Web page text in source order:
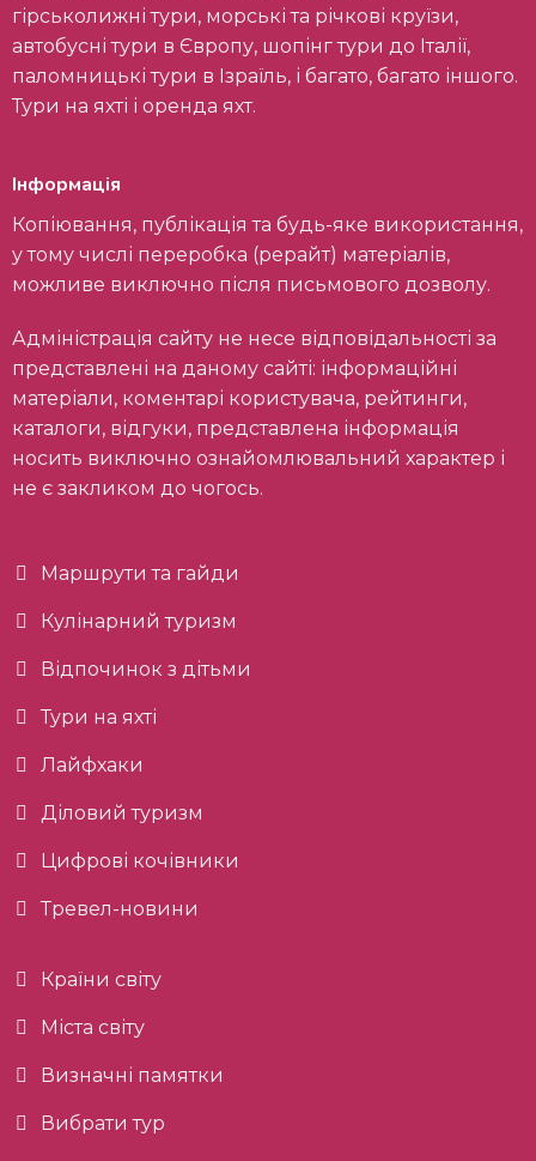
гірськолижні тури, морські та річкові круїзи,
автобусні тури в Європу, шопінг тури до Італії,
паломницькі тури в Ізраїль, і багато, багато іншого.
Тури на яхті і оренда яхт.
Інформація
Копіювання, публікація та будь-яке використання,
у тому числі переробка (рерайт) матеріалів,
можливе виключно після письмового дозволу.
Адміністрація сайту не несе відповідальності за
представлені на даному сайті: інформаційні
матеріали, коментарі користувача, рейтинги,
каталоги, відгуки, представлена інформація
носить виключно ознайомлювальний характер і
не є закликом до чогось.
Маршрути та гайди
Кулінарний туризм
Відпочинок з дітьми
Тури на яхті
Лайфхаки
Діловий туризм
Цифрові кочівники
Тревел-новини
Країни світу
Міста світу
Визначні памятки
Вибрати тур